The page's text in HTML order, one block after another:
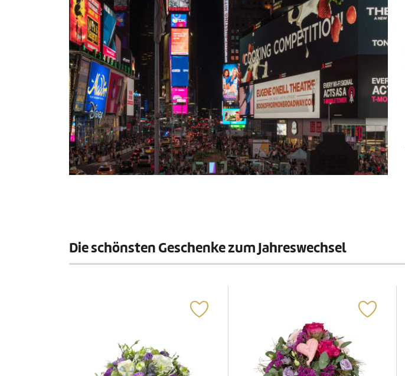
Die schönsten Geschenke zum Jahreswechsel